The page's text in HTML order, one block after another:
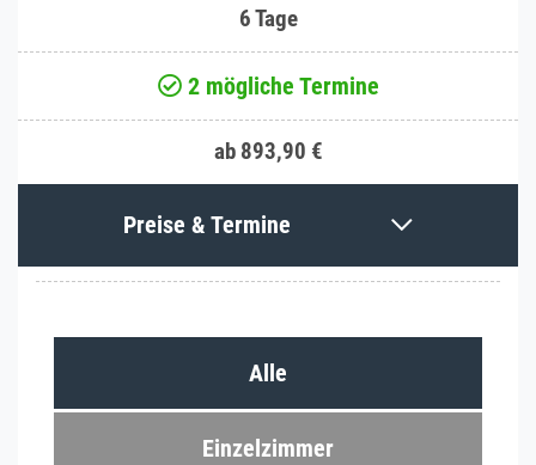
6 Tage
2 mögliche Termine
ab 893,90 €
Preise & Termine
Alle
Einzelzimmer